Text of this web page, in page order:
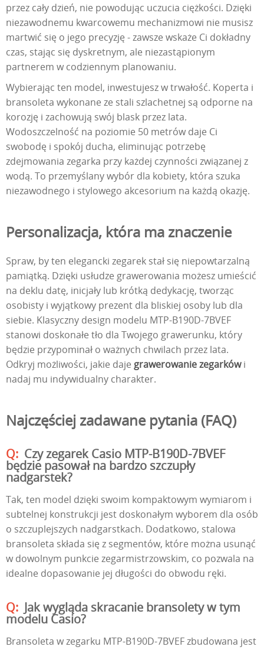
przez cały dzień, nie powodując uczucia ciężkości. Dzięki
niezawodnemu kwarcowemu mechanizmowi nie musisz
martwić się o jego precyzję - zawsze wskaże Ci dokładny
czas, stając się dyskretnym, ale niezastąpionym
partnerem w codziennym planowaniu.
Wybierając ten model, inwestujesz w trwałość. Koperta i
bransoleta wykonane ze stali szlachetnej są odporne na
korozję i zachowują swój blask przez lata.
Wodoszczelność na poziomie 50 metrów daje Ci
swobodę i spokój ducha, eliminując potrzebę
zdejmowania zegarka przy każdej czynności związanej z
wodą. To przemyślany wybór dla kobiety, która szuka
niezawodnego i stylowego akcesorium na każdą okazję.
Personalizacja, która ma znaczenie
Spraw, by ten elegancki zegarek stał się niepowtarzalną
pamiątką. Dzięki usłudze grawerowania możesz umieścić
na deklu datę, inicjały lub krótką dedykację, tworząc
osobisty i wyjątkowy prezent dla bliskiej osoby lub dla
siebie. Klasyczny design modelu MTP-B190D-7BVEF
stanowi doskonałe tło dla Twojego grawerunku, który
będzie przypominał o ważnych chwilach przez lata.
Odkryj możliwości, jakie daje grawerowanie zegarkówi
nadaj mu indywidualny charakter.
Najczęściej zadawane pytania (FAQ)
Czy zegarek Casio MTP-B190D-7BVEF
będzie pasował na bardzo szczupły
nadgarstek?
Tak, ten model dzięki swoim kompaktowym wymiarom i
subtelnej konstrukcji jest doskonałym wyborem dla osób
o szczuplejszych nadgarstkach. Dodatkowo, stalowa
bransoleta składa się z segmentów, które można usunąć
w dowolnym punkcie zegarmistrzowskim, co pozwala na
idealne dopasowanie jej długości do obwodu ręki.
Jak wygląda skracanie bransolety w tym
modelu Casio?
Bransoleta w zegarku MTP-B190D-7BVEF zbudowana jest